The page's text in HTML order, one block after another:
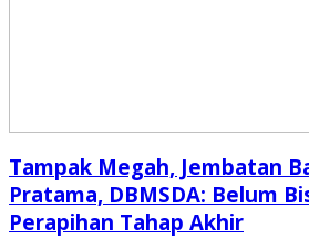
Tampak Megah, Jembatan
Pratama, DBMSDA: Belum
Perapihan Tahap Akhir